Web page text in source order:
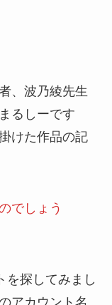
、 波乃綾先生
るしーです
けた作品の記
でしょう
を探してみまし
アカウント名